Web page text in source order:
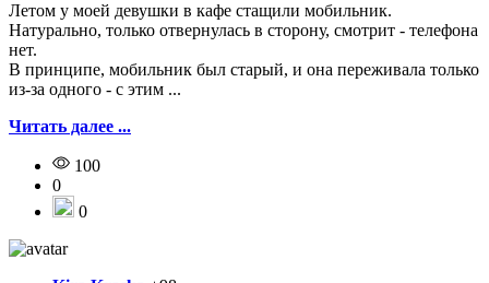
Летом у моей девушки в кафе стащили мобильник.
Натурально, только отвернулась в сторону, смотрит - телефона
нет.
В принципе, мобильник был старый, и она переживала только
из-за одного - с этим ...
Читать далее ...
100
0
0